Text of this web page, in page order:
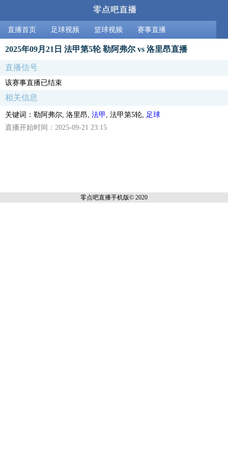
直播首页 足球视频 篮球视频 赛事直播
2025年09月21日 法甲第5轮 勒阿弗尔 vs 洛里昂直播
直播信号
该赛事直播已结束
相关信息
关键词：勒阿弗尔, 洛里昂, 法甲 , 法甲第5轮,
足球
直播开始时间：2025-09-21 23:15
零点吧直播手机版© 2020